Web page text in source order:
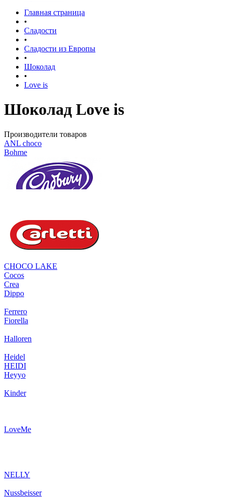
Главная страница
•
Сладости
•
Сладости из Европы
•
Шоколад
•
Love is
Шоколад Love is
Производители товаров
ANL сhoco
Bohme
CHOCO LAKE
Cocos
Crea
Dippo
Ferrero
Fiorella
Halloren
Heidel
HEIDI
Heyyo
Kinder
LoveMe
NELLY
Nussbeisser